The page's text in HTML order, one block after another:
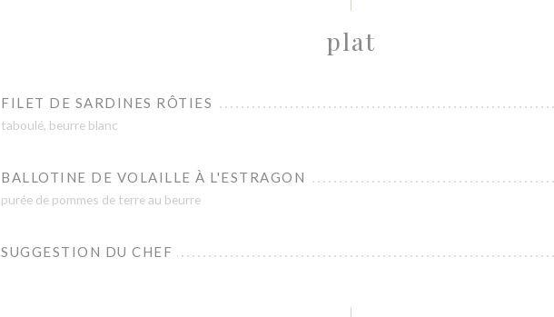
plat
FILET DE SARDINES RÔTIES
taboulé, beurre blanc
BALLOTINE DE VOLAILLE À L'ESTRAGON
purée de pommes de terre au beurre
SUGGESTION DU CHEF